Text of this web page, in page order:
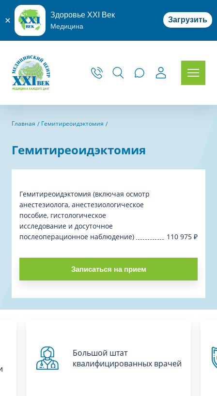
Здоровье XXI Век
Медицина
Загрузить
Главная Гемитиреоидэктомия
Гемитиреоидэктомия
Гемитиреоидэктомия (включая осмотр
анестезиолога, анестезиологическое
пособие, гистологическое
исследование и досуточное
послеоперационное наблюдение)
110 975 ₽
Записаться на прием
Большой штат
квалифицированных врачей